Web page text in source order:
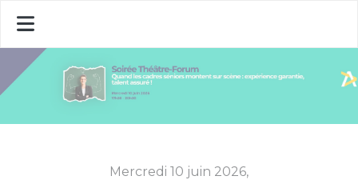
Mercredi 10 juin 2026,